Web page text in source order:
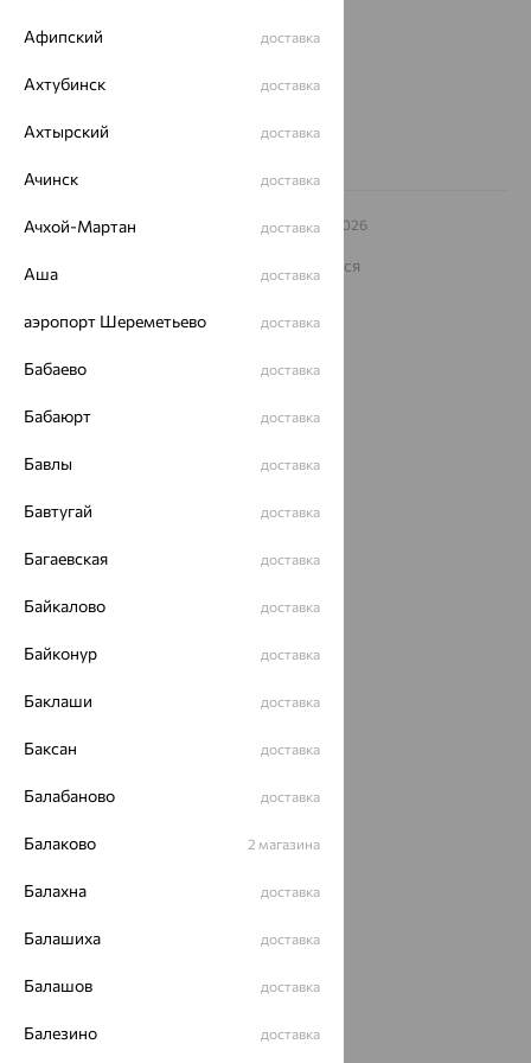
еще 3
Другие города
Заказать звонок
© ООО «Ювелирный дом «Кристалл»,2009 – 2026
На информационном ресурсе применяются
рекомендательные технологии
ОГРН 1044800168379
Разработка сайта —
Афипский доставка
Ахтубинск доставка
Ахтырский доставка
Ачинск доставка
Ачхой-Мартан доставка
Аша доставка
аэропорт Шереметьево доставка
Бабаево доставка
Бабаюрт доставка
Бавлы доставка
Бавтугай доставка
Багаевская доставка
Байкалово доставка
Байконур доставка
Баклаши доставка
Баксан доставка
Балабаново доставка
Балаково 2 магазина
Балахна доставка
Балашиха доставка
Балашов доставка
Балезино доставка